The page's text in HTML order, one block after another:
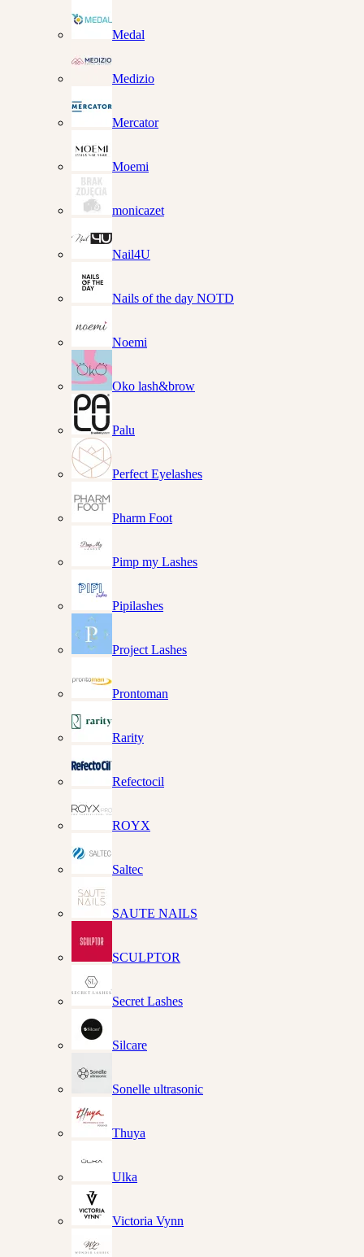
Medal
Medizio
Mercator
Moemi
monicazet
Nail4U
Nails of the day NOTD
Noemi
Oko lash&brow
Palu
Perfect Eyelashes
Pharm Foot
Pimp my Lashes
Pipilashes
Project Lashes
Prontoman
Rarity
Refectocil
ROYX
Saltec
SAUTE NAILS
SCULPTOR
Secret Lashes
Silcare
Sonelle ultrasonic
Thuya
Ulka
Victoria Vynn